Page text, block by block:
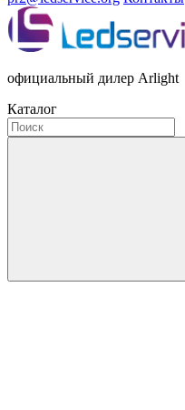
официальный дилер Arlight
Каталог